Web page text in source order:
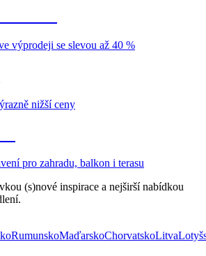
výprodeji se slevou až 40 %
nižší ceny
pro zahradu, balkon i terasu
(s)nové inspirace a nejširší nabídkou
RumunskoMaďarskoChorvatskoLitva